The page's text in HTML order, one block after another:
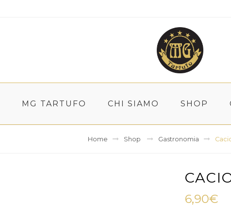
MG TARTUFO CHI SIAMO SHOP
Home Shop Gastronomia
6,90€